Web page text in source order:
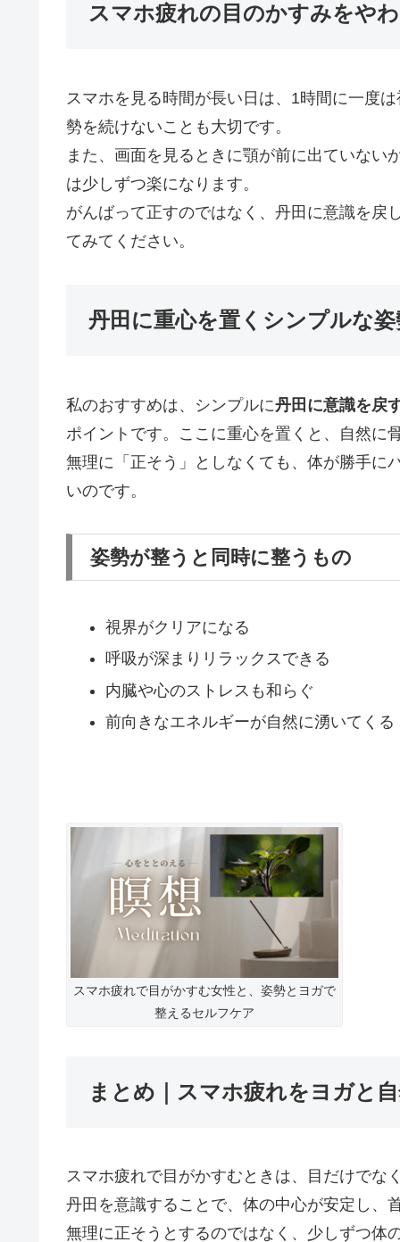
スマホ疲れの目のかすみをや
スマホを見る時間が長い日は、1時間に一度
勢を続けないことも大切です。
また、画面を見るときに顎が前に出ていない
は少しずつ楽になります。
がんばって正すのではなく、丹田に意識を戻
てみてください。
丹田に重心を置くシンプルな
私のおすすめは、シンプルに丹田に意識を戻
ポイントです。ここに重心を置くと、自然に
無理に「正そう」としなくても、体が勝手に
いのです。
姿勢が整うと同時に整うもの
視界がクリアになる
呼吸が深まりリラックスできる
内臓や心のストレスも和らぐ
前向きなエネルギーが自然に湧いてくる
スマホ疲れで目がかすむ女性と、姿勢とヨガで
整えるセルフケア
まとめ｜スマホ疲れをヨガと
スマホ疲れで目がかすむときは、目だけでな
丹田を意識することで、体の中心が安定し、
無理に正そうとするのではなく、少しずつ体